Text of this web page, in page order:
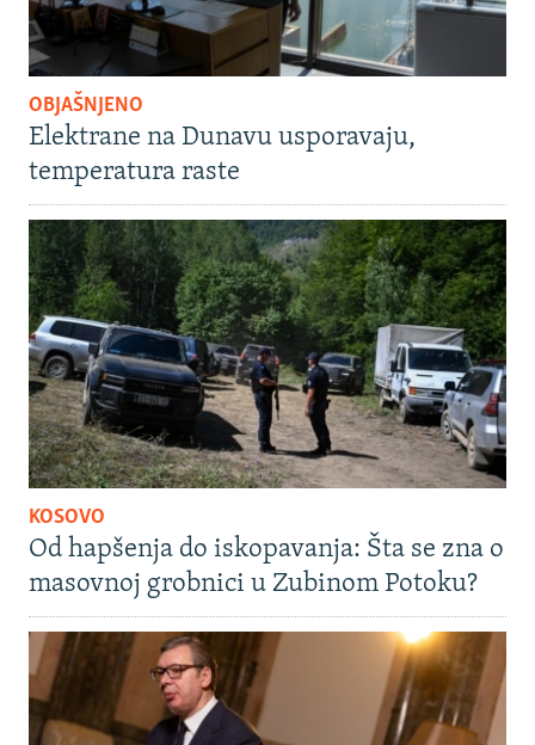
OBJAŠNJENO
Elektrane na Dunavu usporavaju,
temperatura raste
KOSOVO
Od hapšenja do iskopavanja: Šta se zna o
masovnoj grobnici u Zubinom Potoku?